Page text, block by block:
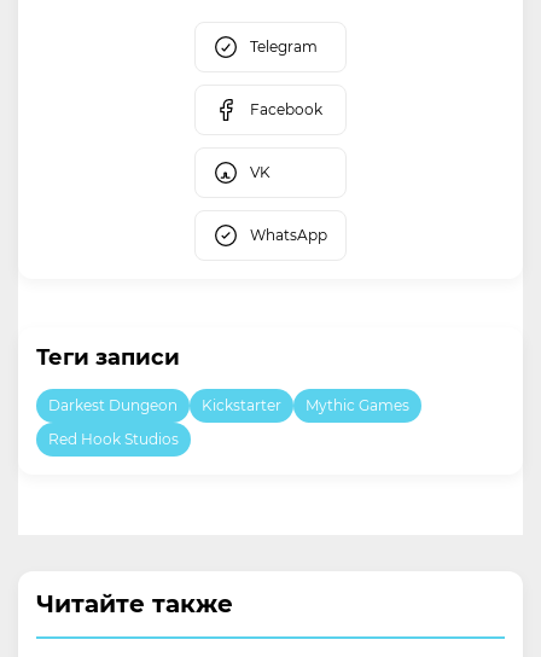
Telegram
Facebook
VK
WhatsApp
Теги записи
Darkest Dungeon Kickstarter
Mythic Games
Red Hook Studios
Читайте также